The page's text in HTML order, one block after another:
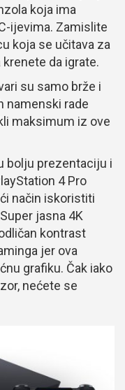
koja ima
ijevima. Zamislite
koja se učitava za
da igrate.
su samo brže i
namenski rade
maksimum iz ove
bolju prezentaciju i
4 Pro
način iskoristiti
jasna 4K
kontrast
jer ova
grafiku. Čak iako
nećete se